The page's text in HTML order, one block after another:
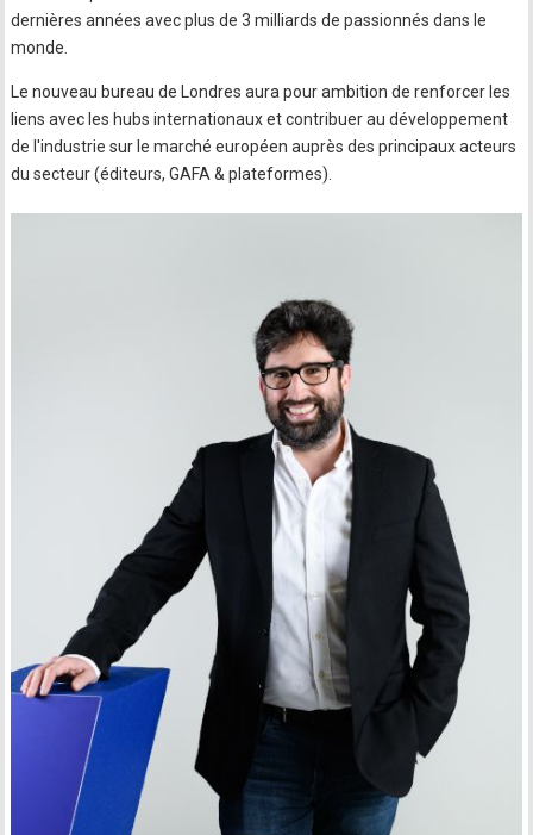
dernières années avec plus de 3 milliards de passionnés dans le
monde.
Le nouveau bureau de Londres aura pour ambition de renforcer les
liens avec les hubs internationaux et contribuer au développement
de l'industrie sur le marché européen auprès des principaux acteurs
du secteur (éditeurs, GAFA & plateformes).